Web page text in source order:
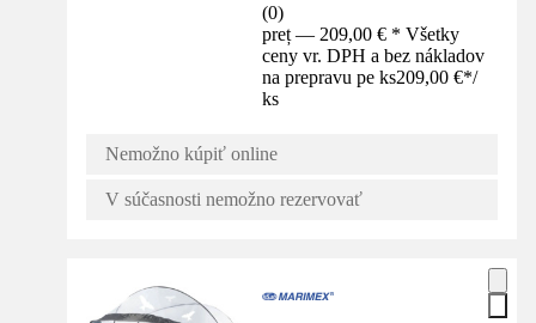
(0)
preț — 209,00 € * Všetky
ceny vr. DPH a bez nákladov
na prepravu pe ks209,00 €*/
ks
Nemožno kúpiť online
V súčasnosti nemožno rezervovať